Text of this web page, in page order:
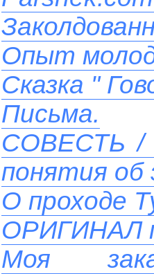
Опыт
Сказка "
Письма.
СОВЕСТЬ /
понятия об
О проходе
ОРИГИНАЛ
Моя